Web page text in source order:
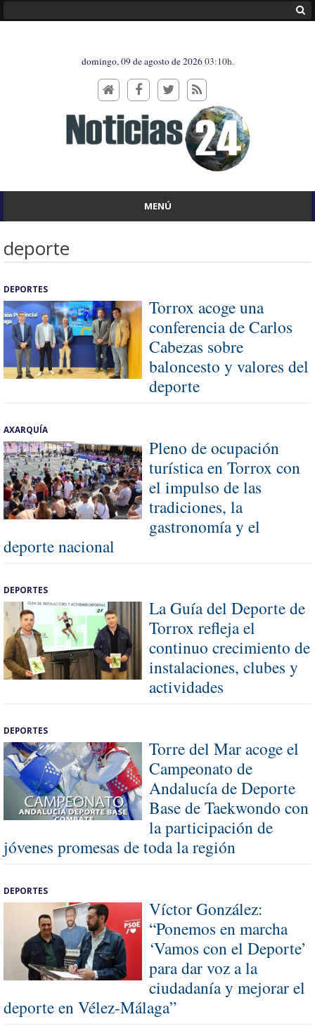
domingo, 09 de agosto de 202603:10h.
MENÚ
deporte
DEPORTES
Torrox acoge una
conferencia de Carlos
Cabezas sobre
baloncesto y valores del
deporte
AXARQUÍA
Pleno de ocupación
turística en Torrox con
el impulso de las
tradiciones, la
gastronomía y el
deporte nacional
DEPORTES
La Guía del Deporte de
Torrox refleja el
continuo crecimiento de
instalaciones, clubes y
actividades
DEPORTES
Torre del Mar acoge el
Campeonato de
Andalucía de Deporte
Base de Taekwondo con
la participación de
jóvenes promesas de toda la región
DEPORTES
Víctor González:
“Ponemos en marcha
‘Vamos con el Deporte’
para dar voz a la
ciudadanía y mejorar el
deporte en Vélez-Málaga”